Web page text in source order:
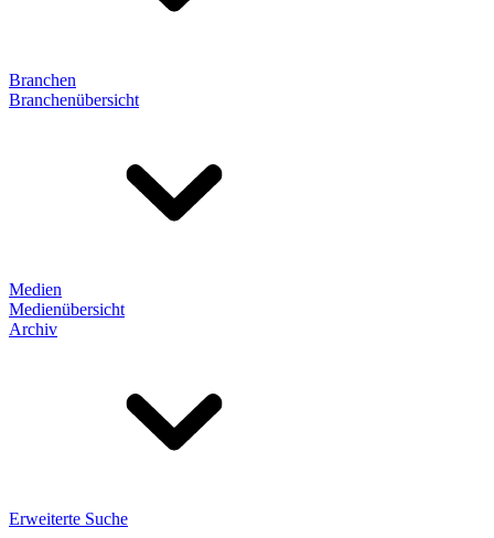
Branchen
Branchenübersicht
Medien
Medienübersicht
Archiv
Erweiterte Suche